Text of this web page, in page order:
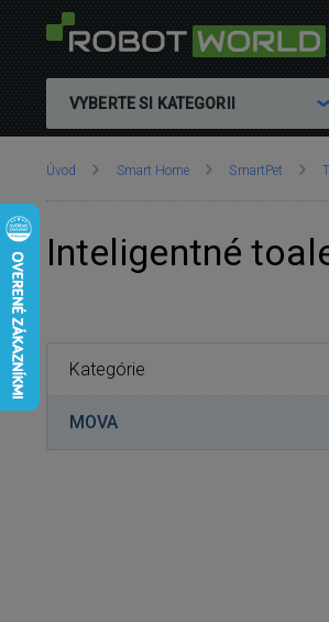
VYBERTE SI KATEGORII
Nachádzate
Úvod Smart Home SmartPet
Inteligentné
Kategórie
MOVA